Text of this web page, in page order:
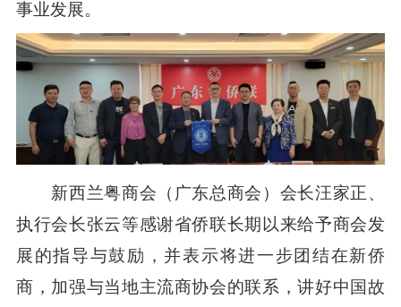
事业发展。
新西兰粤商会（广东总商会）会长汪家正、
执行会长张云等感谢省侨联长期以来给予商会发
展的指导与鼓励，并表示将进一步团结在新侨
商，加强与当地主流商协会的联系，讲好中国故